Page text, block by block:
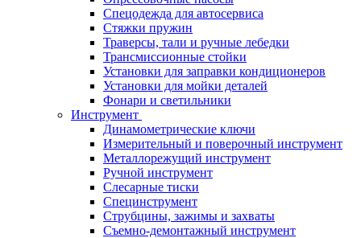
Спецодежда для автосервиса
Стяжки пружин
Траверсы, тали и ручные лебедки
Трансмиссионные стойки
Установки для заправки кондиционеров
Установки для мойки деталей
Фонари и светильники
Инструмент
Динамометрические ключи
Измерительный и поверочный инструмент
Металлорежущий инструмент
Ручной инструмент
Слесарные тиски
Специнструмент
Струбцины, зажимы и захваты
Съемно-демонтажный инструмент